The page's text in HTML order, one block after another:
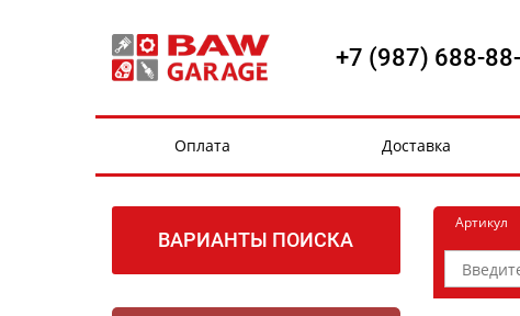
+7 (987) 688-
Оплата Доставка
ВАРИАНТЫ ПОИСКА
Артикул